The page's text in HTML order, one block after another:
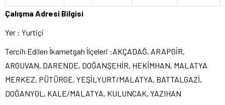
Çalışma Adresi Bilgisi
Yer : Yurtiçi
Tercih Edilen İkametgah İlçeleri :AKÇADAĞ, ARAPGİR,
ARGUVAN, DARENDE, DOĞANŞEHİR, HEKİMHAN, MALATYA
MERKEZ, PÜTÜRGE, YEŞİLYURT/MALATYA, BATTALGAZİ,
DOĞANYOL, KALE/MALATYA, KULUNCAK, YAZIHAN